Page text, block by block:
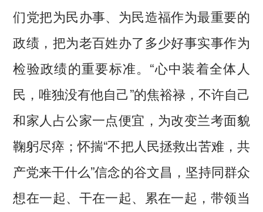
们党把为民办事、为民造福作为最重要的
政绩，把为老百姓办了多少好事实事作为
检验政绩的重要标准。“心中装着全体人
民，唯独没有他自己”的焦裕禄，不许自己
和家人占公家一点便宜，为改变兰考面貌
鞠躬尽瘁；怀揣“不把人民拯救出苦难，共
产党来干什么”信念的谷文昌，坚持同群众
想在一起、干在一起、累在一起，带领当